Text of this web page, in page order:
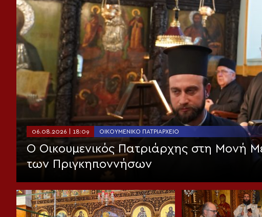
06.08.2026 | 18:09 ΟΙΚΟΥΜΕΝΙΚΌ ΠΑΤΡΙΑΡΧΕΊΟ
Ο Οικουμενικός Πατριάρχης στη
των Πριγκηποννήσων